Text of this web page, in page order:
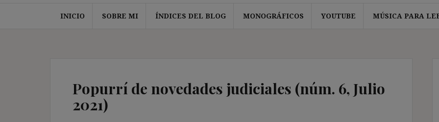
INICIO SOBRE MI ÍNDICES DEL BLOG MONOGRÁFICOS YOUTUBE MÚSICA PARA
Popurrí de novedades judiciales (núm. 6, Julio
2021)